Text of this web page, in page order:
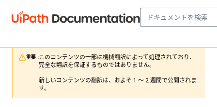
重要 :このコンテンツの一部は機械翻訳によって処理されており、
完全な翻訳を保証するものではありません。
新しいコンテンツの翻訳は、およそ 1 ～ 2 週間で公開されま
す。